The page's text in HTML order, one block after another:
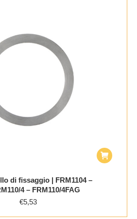
di fissaggio | FRM1104 –
4 – FRM110/4FAG
€5,53